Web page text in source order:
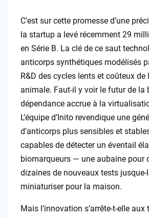
C’est sur cette promesse d’une
la startup a levé récemment 29
en Série B. La clé de ce saut
anticorps synthétiques modélisés
R&D des cycles lents et coûteux de
animale. Faut-il y voir le futur de la
dépendance accrue à la
L’équipe d’Inito revendique une
d’anticorps plus sensibles et
capables de détecter un éventail
biomarqueurs — une aubaine pour
dizaines de nouveaux tests
miniaturiser pour la maison.
Mais l’innovation s’arrête-t-elle